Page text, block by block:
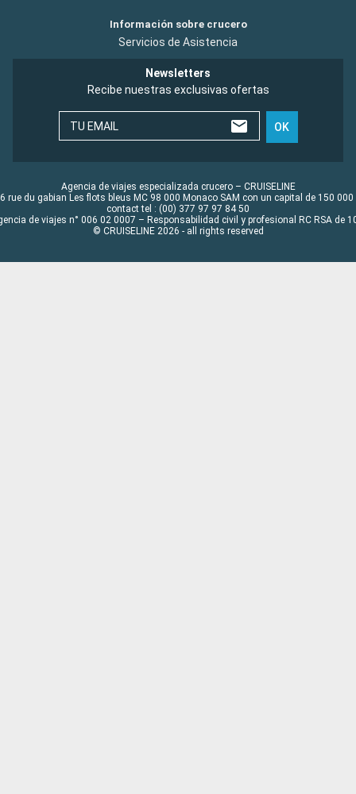
Información sobre crucero
Servicios de Asistencia
Newsletters
Recibe nuestras exclusivas ofertas
TU EMAIL OK
Agencia de viajes especializada crucero – CRUISELINE
rue du gabian Les flots bleus MC 98 000 Monaco SAM con un capital de 150 000
contact tel : (00) 377 97 97 84 50
de viajes n° 006 02 0007 – Responsabilidad civil y profesional RC RSA de
© CRUISELINE 2026 - all rights reserved